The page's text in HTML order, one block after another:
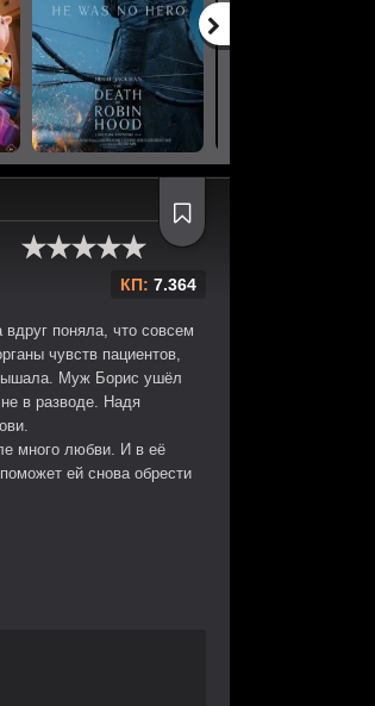
КП: 7.364
поняла, что совсем
чувств пациентов,
Муж Борис ушёл
в разводе. Надя
много любви. И в её
ей снова обрести